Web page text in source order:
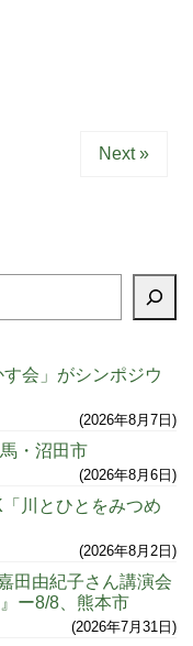
Next »
会」がシンポジウ
2026年8月7日
・沼田市
2026年8月6日
川とひとをみつめ
2026年8月2日
田由紀子さん講演会
ー8/8、熊本市
2026年7月31日